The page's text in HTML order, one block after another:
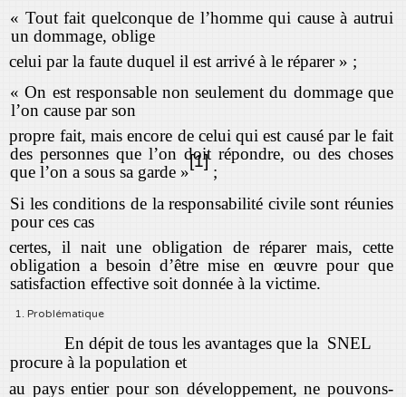
« Tout fait quelconque de l’homme qui cause à autrui
un dommage, oblige
celui par la faute duquel il est arrivé à le réparer » ;
« On est responsable non seulement du dommage que
l’on cause par son
propre fait, mais encore de celui qui est causé par le fait
des personnes que l’on doit répondre, ou des choses
que l’on a sous sa garde »
[1]
;
Si les conditions de la responsabilité civile sont réunies
pour ces cas
certes, il nait une obligation de réparer mais, cette
obligation a besoin d’être mise en œuvre pour que
satisfaction effective soit donnée à la victime.
1. Problématique
En dépit de tous les avantages que la SNEL
procure à la population et
au pays entier pour son développement, ne pouvons-